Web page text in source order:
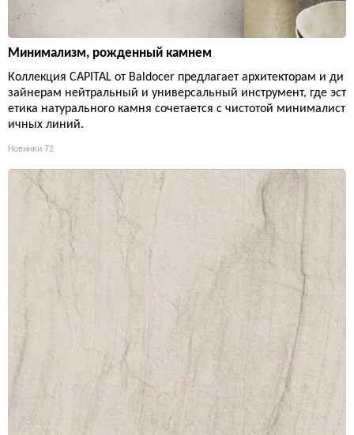
Минимализм, рожденный камнем
Коллекция CAPITAL от Baldocer предлагает архитекторам и ди
зайнерам нейтральный и универсальный инструмент, где эст
етика натурального камня сочетается с чистотой минималист
ичных линий.
Новинки 72